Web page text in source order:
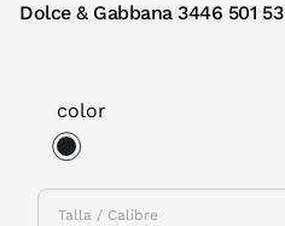
Dolce & Gabbana 3446 501 53
color
Talla / Calibre